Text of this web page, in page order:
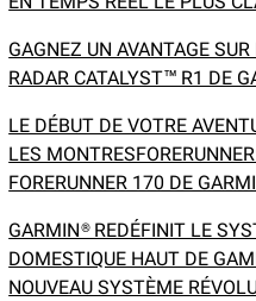
GAGNEZ UN AVANTAGE
RADAR CATALYST™ R1 DE
LE DÉBUT DE VOTRE
LES
FORERUNNER 170 DE
GARMIN® REDÉFINIT LE
DOMESTIQUE HAUT DE
NOUVEAU SYSTÈME